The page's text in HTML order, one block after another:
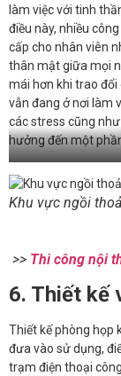
làm việc với tinh
điều này, nhiều
cấp cho nhân viên
thân mật giữa mọi
mái hơn khi trao
vẫn đang ở nơi làm
các stress cũng
hưởng đến một
Khu vực ngồi
>> Thi công nội
6. Thiết kế
Thiết kế phòng họp
đưa vào sử dụng,
trạm điện thoại